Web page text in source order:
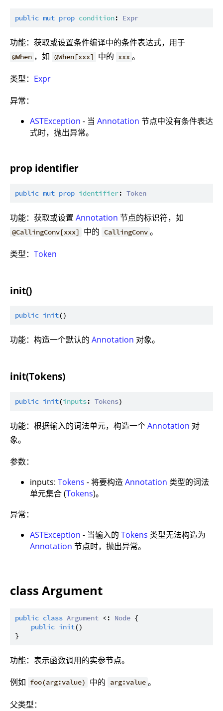
public mut prop condition: Expr
功能：获取或设置条件编译中的条件表达式，用于
@When ，如 @When[xxx] 中的 xxx 。
类型： Expr
异常：
ASTException - 当 Annotation 节点中没有条件表达
式时，抛出异常。
prop identifier
public mut prop identifier: Token
功能：获取或设置 Annotation 节点的标识符，如
@CallingConv[xxx] 中的 CallingConv 。
类型： Token
init()
public init
功能：构造一个默认的 Annotation 对象。
init(Tokens)
public init(inputs: Tokens
功能：根据输入的词法单元，构造一个Annotation 对
象。
参数：
inputs: Tokens - 将要构造Annotation 类型的词法
单元集合 (Tokens)。
异常：
ASTException - 当输入的 Tokens 类型无法构造为
Annotation 节点时，抛出异常。
class Argument
public class Argument <: Node {
public init()
功能：表示函数调用的实参节点。
例如 foo(arg:value) 中的 arg:value 。
父类型：